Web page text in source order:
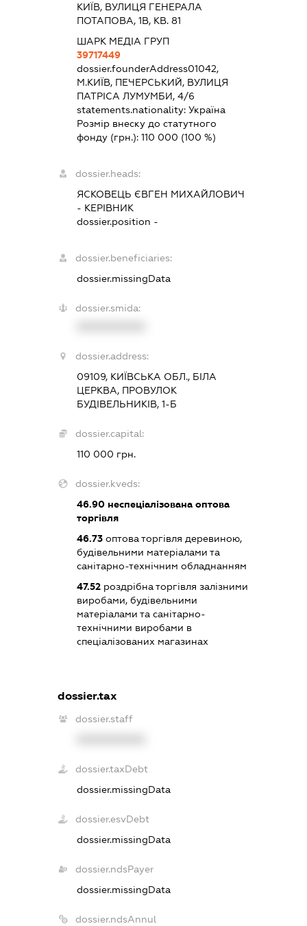
КИЇВ, ВУЛИЦЯ ГЕНЕРАЛА
ПОТАПОВА, 1В, КВ. 81
ШАРК МЕДІА ГРУП
39717449
dossier.founderAddress01042,
М.КИЇВ, ПЕЧЕРСЬКИЙ, ВУЛИЦЯ
ПАТРІСА ЛУМУМБИ, 4/6
statements.nationality: Україна
Розмір внеску до статутного
фонду (грн.): 110 000 (100 %)
dossier.heads:
ЯСКОВЕЦЬ ЄВГЕН МИХАЙЛОВИЧ
- КЕРІВНИК
dossier.position -
dossier.beneficiaries:
dossier.missingData
dossier.smida:
dossier.address:
09109, КИЇВСЬКА ОБЛ., БІЛА
ЦЕРКВА, ПРОВУЛОК
БУДІВЕЛЬНИКІВ, 1-Б
dossier.capital:
110 000 грн.
dossier.kveds:
46.90неспеціалізована оптова
торгівля
46.73оптова торгівля деревиною,
будівельними матеріалами та
санітарно-технічним обладнанням
47.52роздрібна торгівля залізними
виробами, будівельними
матеріалами та санітарно-
технічними виробами в
спеціалізованих магазинах
dossier.tax
dossier.staff
dossier.taxDebt
dossier.missingData
dossier.esvDebt
dossier.missingData
dossier.ndsPayer
dossier.missingData
dossier.ndsAnnul